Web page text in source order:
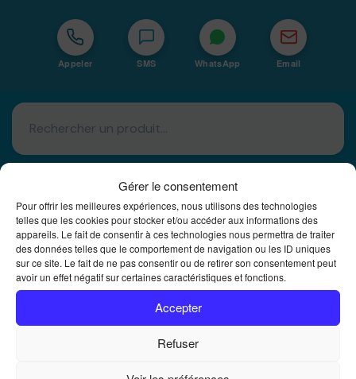
Gérer le consentement
Pour offrir les meilleures expériences, nous utilisons des technologies
telles que les cookies pour stocker et/ou accéder aux informations des
appareils. Le fait de consentir à ces technologies nous permettra de traiter
des données telles que le comportement de navigation ou les ID uniques
sur ce site. Le fait de ne pas consentir ou de retirer son consentement peut
avoir un effet négatif sur certaines caractéristiques et fonctions.
Accepter
Refuser
Appeler SMS WhatsApp Email
Basé à La Réunion · 974
Bureautique Reunion Ei
Intégrateur de solutions d'impression Bureautique et
DTF à la Réunion